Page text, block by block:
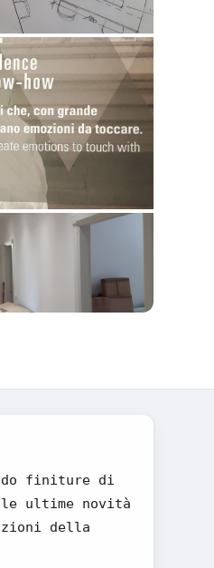
finiture di
le ultime novità
della